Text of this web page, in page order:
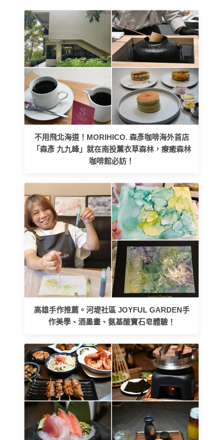
不用飛北海道！MORIHICO. 森彥咖啡海外首店
「森彥 九九峰」就在南投薰衣草森林，療癒森林
咖啡館必訪！
高雄手作推薦。河堤社區 JOYFUL GARDEN手
作美學、酒墨畫、氨基酸寶石皂體驗！